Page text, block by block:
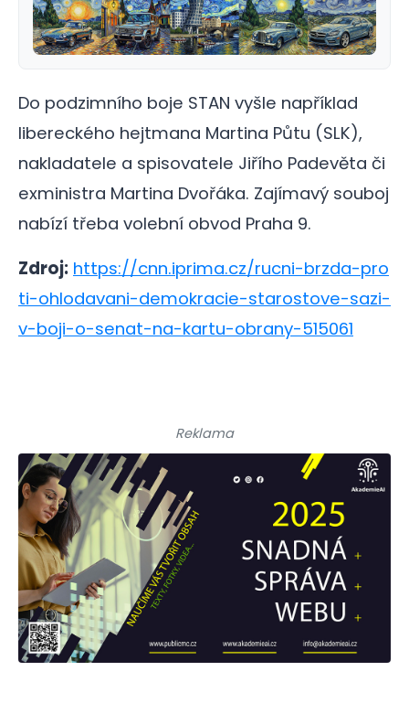
Do podzimního boje STAN vyšle například
libereckého hejtmana Martina Půtu (SLK),
nakladatele a spisovatele Jiřího Padevěta či
exministra Martina Dvořáka. Zajímavý souboj
nabízí třeba volební obvod Praha 9.
Zdroj: https://cnn.iprima.cz/rucni-brzda-pro
ti-ohlodavani-demokracie-starostove-sazi-
v-boji-o-senat-na-kartu-obrany-515061
Reklama